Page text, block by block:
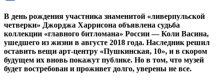
В день рождения участника знаменитой «ливерпульской
четверки» Джорджа Харрисона объявлена судьба
коллекции «главного битломана» России — Коли Васина,
ушедшего из жизни в августе 2018 года. Наследник решил
оставить вещи арт-центру «Пушкинская, 10», и в скором
будущем их вновь покажут публике. Но в том, что музей
будет востребован и проживет долго, уверены не все.